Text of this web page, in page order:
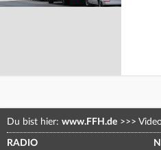
Du bist hier: www.FFH.de >>>
RADIO